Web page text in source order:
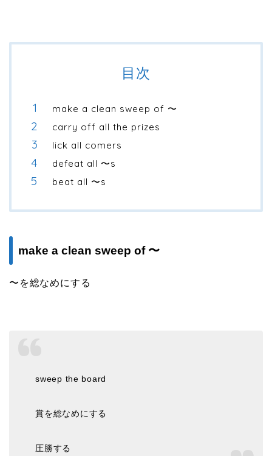
目次
make a clean sweep of 〜
carry off all the prizes
lick all comers
defeat all 〜s
beat all 〜s
make a clean sweep of 〜
〜を総なめにする
sweep the board
賞を総なめにする
圧勝する